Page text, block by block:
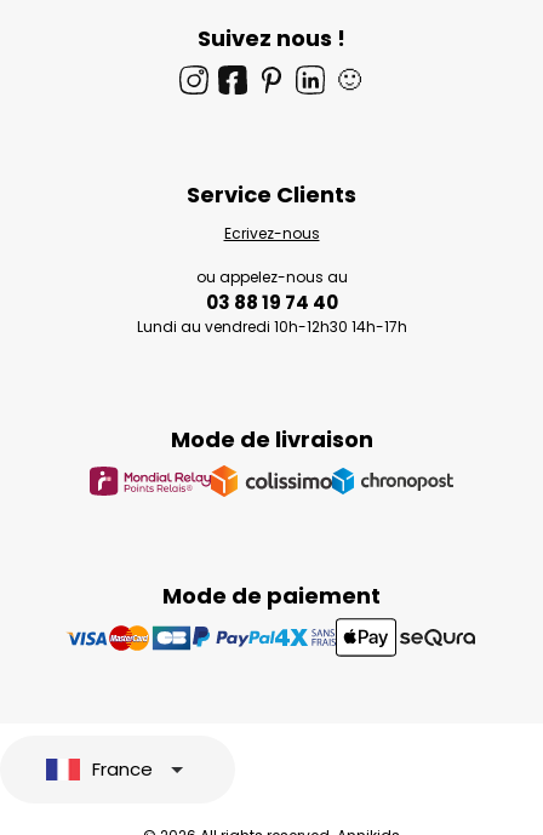
Suivez nous !
🙂
Mode de paiement
Mode de livraison
Service Clients
Ecrivez-nous
ou appelez-nous au
03 88 19 74 40
Lundi au vendredi 10h-12h30 14h-17h
France